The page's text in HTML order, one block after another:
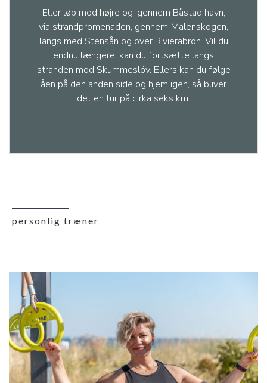
Eller løb mod højre og igennem Båstad havn,
via strandpromenaden, gennem Malenskogen,
langs med Stensån og over Rivierabron. Vil du
endnu længere, kan du fortsætte langs
stranden mod Skummeslöv. Ellers kan du følge
åen på den anden side og hjem igen, så bliver
det en tur på cirka seks km.
personlig træner